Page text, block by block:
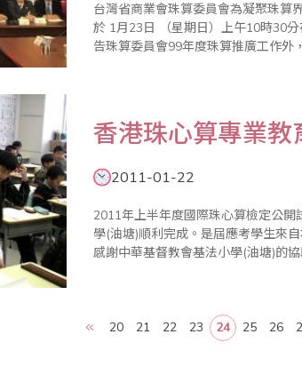
台灣省商業會珠算委員會為凝聚珠算
於 1月23日 （星期日）上午10時30
告珠算委員會99年度珠算推廣工作外
香港珠心算專業
2011-01-22
2011年上半年度國際珠心算檢定公
學(油塘)順利完成。是屆應考學生來
感謝中華基督教會基法小學(油塘)的
20 21 22 23 24 25 26